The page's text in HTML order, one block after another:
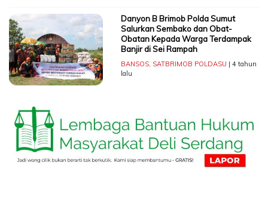
Danyon B Brimob Polda Sumut
Salurkan Sembako dan Obat-
Obatan Kepada Warga Terdampak
Banjir di Sei Rampah
BANSOS, SATBRIMOB POLDASU | 4 tahun
lalu